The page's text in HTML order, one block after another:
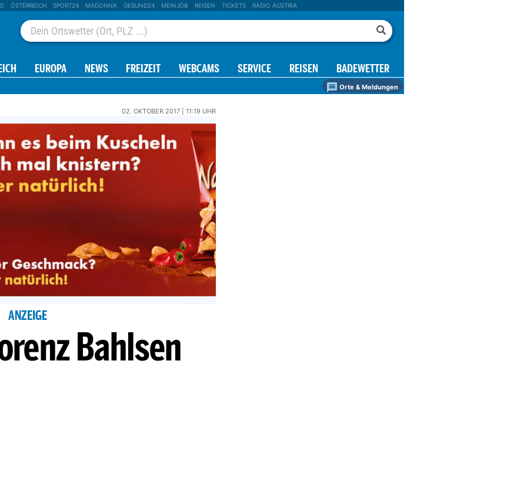
ÖSTERREICH SPORT24 MADONNA GESUND24 MEINJOB REISEN TICKETS RADIO AUSTRIA
EUROPA NEWS FREIZEIT WEBCAMS SERVICE REISEN BADEWETTER
Orte & Meldungen
02. OKTOBER 2017 | 11:19 UHR
ANZEIGE
Bahlsen